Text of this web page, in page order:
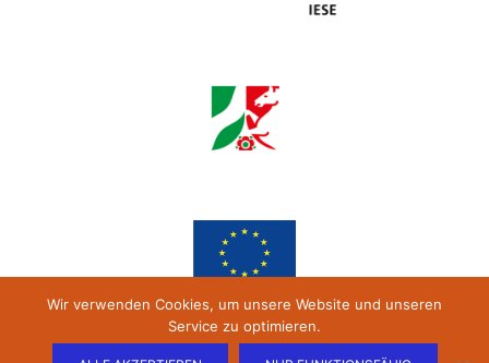
Wir verwenden Cookies, um unsere Website und unseren
Service zu optimieren.